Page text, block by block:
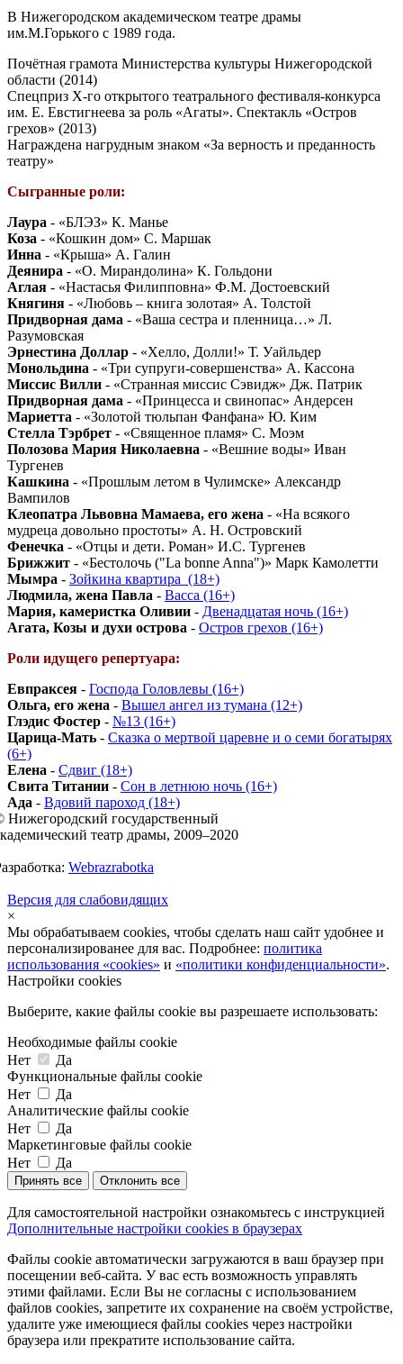
В Нижегородском академическом театре драмы
им.М.Горького с 1989 года.
Почётная грамота Министерства культуры Нижегородской
области (2014)
Спецприз Х-го открытого театрального фестиваля-конкурса
им. Е. Евстигнеева за роль «Агаты». Спектакль «Остров
грехов» (2013)
Награждена нагрудным знаком «За верность и преданность
театру»
Сыгранные роли:
Лаура - «БЛЭЗ» К. Манье
Коза - «Кошкин дом» С. Маршак
Инна - «Крыша» А. Галин
Деянира - «О. Мирандолина» К. Гольдони
Аглая - «Настасья Филипповна» Ф.М. Достоевский
Княгиня - «Любовь – книга золотая» А. Толстой
Придворная дама - «Ваша сестра и пленница…» Л.
Разумовская
Эрнестина Доллар - «Хелло, Долли!» Т. Уайльдер
Монольдина - «Три супруги-совершенства» А. Кассона
Миссис Вилли - «Странная миссис Сэвидж» Дж. Патрик
Придворная дама - «Принцесса и свинопас» Андерсен
Мариетта - «Золотой тюльпан Фанфана» Ю. Ким
Стелла Тэрбрет - «Священное пламя» С. Моэм
Полозова Мария Николаевна - «Вешние воды» Иван
Тургенев
Кашкина - «Прошлым летом в Чулимске» Александр
Вампилов
Клеопатра Львовна Мамаева, его жена - «На всякого
мудреца довольно простоты» А. Н. Островский
Фенечка - «Отцы и дети. Роман» И.С. Тургенев
Брижжит - «Бестолочь ("La bonne Anna")» Марк Камолетти
Мымра - Зойкина квартира_(18+)
Людмила, жена Павла - Васса (16+)
Мария, камеристка Оливии - Двенадцатая ночь (16+)
Агата, Козы и духи острова - Остров грехов (16+)
Роли идущего репертуара:
Евпраксея - Господа Головлевы (16+)
Ольга, его жена - Вышел ангел из тумана (12+)
Глэдис Фостер - №13 (16+)
Царица-Мать - Сказка о мертвой царевне и о семи богатырях
(6+)
Елена - Сдвиг (18+)
Свита Титании - Сон в летнюю ночь (16+)
Ада - Вдовий пароход (18+)
Нижегородский государственный
театр драмы, 2009–2020
Webrazrabotka
Версия для слабовидящих
×
Мы обрабатываем cookies, чтобы сделать наш сайт удобнее и
персонализированее для вас. Подробнее: политика
использования «cookies» и «политики конфиденциальности».
Настройки cookies
Выберите, какие файлы cookie вы разрешаете использовать:
Необходимые файлы cookie
Нет
Да
Функциональные файлы cookie
Нет
Да
Аналитические файлы cookie
Нет
Да
Маркетинговые файлы cookie
Нет
Да
Принять все Отклонить все
Для самостоятельной настройки ознакомьтесь с инструкцией
Дополнительные настройки cookies в браузерах
Файлы cookie автоматически загружаются в ваш браузер при
посещении веб-сайта. У вас есть возможность управлять
этими файлами. Если Вы не согласны с использованием
файлов cookies, запретите их сохранение на своём устройстве,
удалите уже имеющиеся файлы cookies через настройки
браузера или прекратите использование сайта.